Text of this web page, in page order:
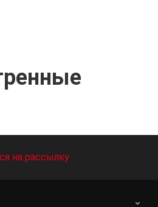
на рассылку